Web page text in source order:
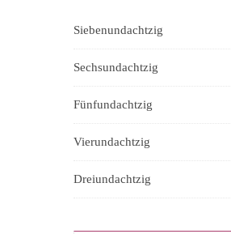
Siebenundachtzig
Sechsundachtzig
Fünfundachtzig
Vierundachtzig
Dreiundachtzig